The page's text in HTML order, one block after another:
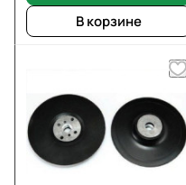
В корзине